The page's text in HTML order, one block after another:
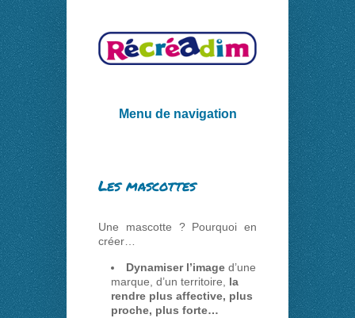
Menu de navigation
Les mascottes
Une mascotte ? Pourquoi en
créer…
Dynamiser l’image d’une
marque, d’un territoire, la
rendre plus affective, plus
proche, plus forte…